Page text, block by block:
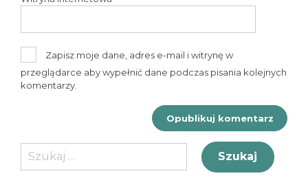
Zapisz moje dane, adres e-mail i witrynę w
przeglądarce aby wypełnić dane podczas pisania kolejnych
komentarzy.
Szukaj: